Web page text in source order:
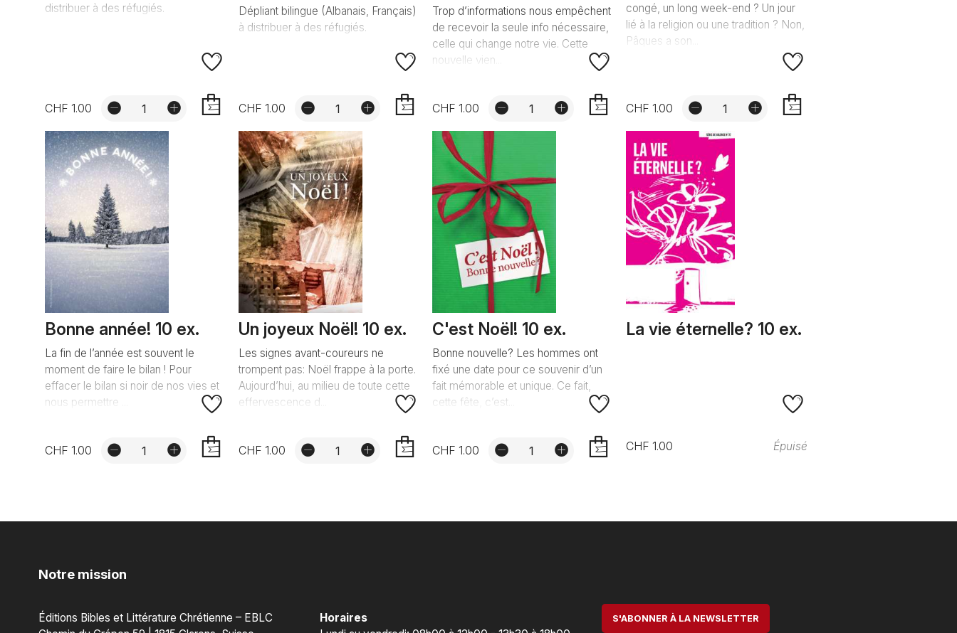
distribuer à des réfugiés.
CHF 1.00
Dépliant bilingue (Albanais, Français)
à distribuer à des réfugiés.
CHF 1.00
Trop d’informations nous empêchent
de recevoir la seule info nécessaire,
celle qui change notre vie. Cette
nouvelle vien...
CHF 1.00
congé, un long week-end ? Un jour
lié à la religion ou une tradition ? Non,
Pâques a son...
CHF 1.00
Bonne année! 10 ex.
La fin de l’année est souvent le
moment de faire le bilan ! Pour
effacer le bilan si noir de nos vies et
nous permettre ...
CHF 1.00
Un joyeux Noël! 10 ex.
Les signes avant-coureurs ne
trompent pas: Noël frappe à la porte.
Aujourd’hui, au milieu de toute cette
effervescence d...
CHF 1.00
C'est Noël! 10 ex.
Bonne nouvelle? Les hommes ont
fixé une date pour ce souvenir d’un
fait mémorable et unique. Ce fait,
cette fête, c’est...
CHF 1.00
La vie éternelle? 10 ex.
CHF 1.00 Épuisé
Notre mission
Éditions Bibles et Littérature Chrétienne – EBLC
Horaires
S'ABONNER À LA NEWSLETTER